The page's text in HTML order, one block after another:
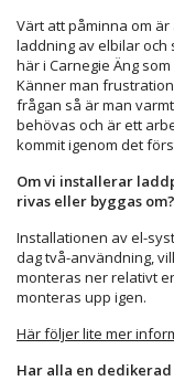
Värt att påminna om
laddning av elbilar och
här i Carnegie Äng
Känner man
frågan så är man
behövas och är ett
kommit igenom det
Om vi installerar
rivas eller byggas om?
Installationen av el-
dag två-användning,
monteras ner relativt
monteras upp igen.
Här följer lite mer
Har alla en